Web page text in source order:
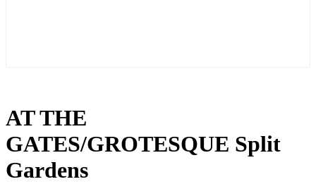
AT THE
GATES/GROTESQUE Split
Gardens